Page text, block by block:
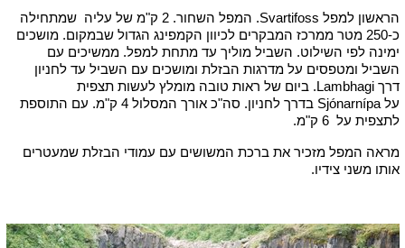
הראשון למפל Svartifoss. המפל השחור. 2 ק"מ של עליה שמתחילה
כ-250 מטר ממרכז המבקרים לכיוון הקמפינג הגדול שבמקום. מושכים
ימינה לפי השילוט. השביל מוליך עד מתחת למפל. ממשיכים עם
השביל ומטפסים על מדרגות הבזלת ומושכים עם השביל עד לחניון
דרך Lambhagi. ביום של ראות טובה מומלץ לעשות תצפית
על Sjónarnípa בדרך לחניון. סה"כ אורך המסלול 4 ק"מ. עם התוספת
לתצפית על 6 ק"מ.
מראה המפל מזכיר את ברכת המשושים עם עמודי הבזלת שמעטרים
אותו משני צידיו.